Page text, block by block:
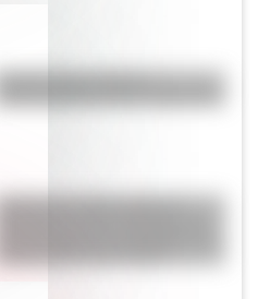
El primer tren solar de
¿Cómo se vería el mapa de
independencia en 1816?